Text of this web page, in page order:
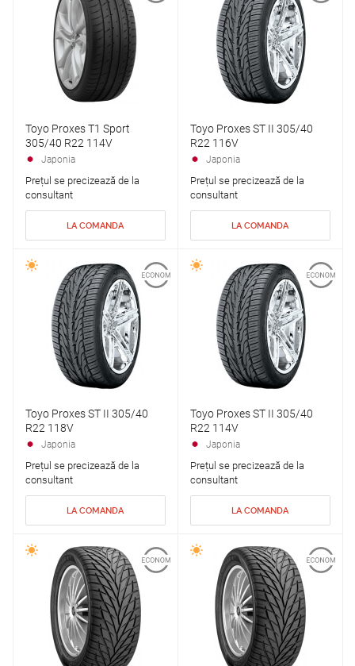
Toyo Proxes T1 Sport
305/40 R22 114V
Japonia
Prețul se precizează de la
consultant
LA COMANDA
Toyo Proxes ST II 305/40
R22 116V
Japonia
Prețul se precizează de la
consultant
LA COMANDA
Toyo Proxes ST II 305/40
R22 118V
Japonia
Prețul se precizează de la
consultant
LA COMANDA
Toyo Proxes ST II 305/40
R22 114V
Japonia
Prețul se precizează de la
consultant
LA COMANDA